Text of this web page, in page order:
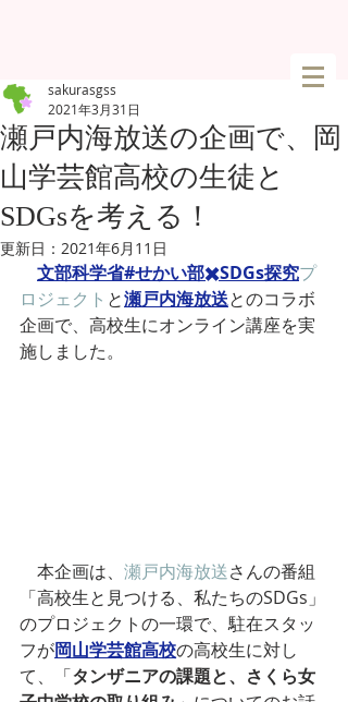
瀬戸内海放送の企画で、岡
山学芸館高校の生徒と
SDGsを考える！
sakurasgss
2021年3月31日
更新日： 2021年6月11日
文部科学省#せかい部✖️SDGs探究プ
ロジェクト と瀬戸内海放送とのコラボ
企画で、 高校生にオンライン講座を実
施しました。
本企画は、 瀬戸内海放送さんの番組
「高校生と見つける、私たちのSDGs」
のプロジェクトの一環で、駐在スタッ
フが岡山学芸館高校の高校生に対し
て、「タンザニアの課題と、さくら女